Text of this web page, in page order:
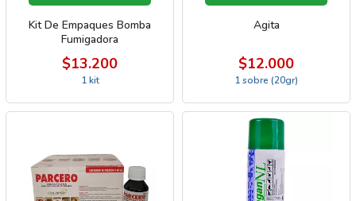
Kit De Empaques Bomba
Fumigadora
$13.200
1 kit
Agita
$12.000
1 sobre (20gr)